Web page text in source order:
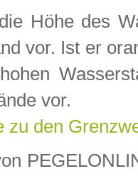
Höhe des
vor. Ist er
vor.
zu den